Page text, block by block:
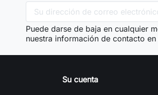
Puede darse de baja en cualquier
nuestra información de contacto
Su cuenta